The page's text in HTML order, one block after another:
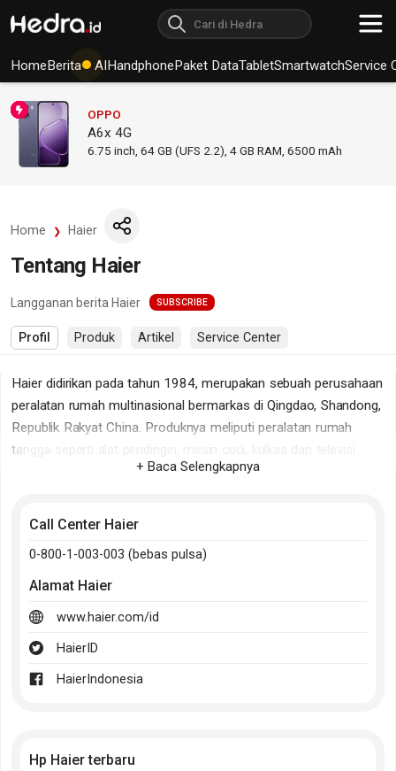
HomeBerita AIHandphonePaket DataTabletSmartwatchService
OPPO
A6x 4G
6.75 inch, 64 GB (UFS 2.2), 4 GB RAM 6500 mAh
Home Haier
Tentang Haier
Langganan berita Haier SUBSCRIBE
Profil Produk Artikel Service Center
Haier didirikan pada tahun 1984, merupakan sebuah perusahaan
peralatan rumah multinasional bermarkas di Qingdao, Shandong,
Republik Rakyat China. Produknya meliputi peralatan rumah
tangga seperti alat pendingin, mesin cuci, kulkas dan televisi.
Dalam peralatan utama, merek Haier memiliki pangsa pasar
+ Baca Selengkapnya
Call Center Haier
0-800-1-003-003 (bebas pulsa)
Alamat Haier
www.haier.com/id
HaierID
HaierIndonesia
Hp Haier terbaru